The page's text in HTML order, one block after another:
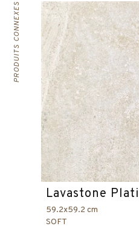
PRODUITS CONNEXES
Lavastone
59.2x59.2 cm
SOFT